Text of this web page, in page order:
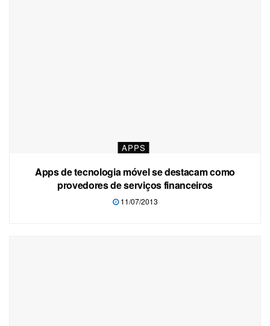
APPS
Apps de tecnologia móvel se destacam como
provedores de serviços financeiros
11/07/2013